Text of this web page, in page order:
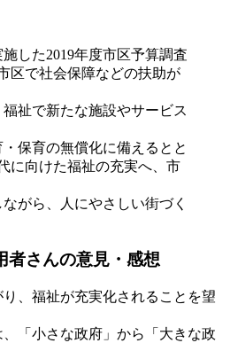
した2019年度市区予算調査
区で社会保障などの扶助が
祉で新たな施設やサービス
保育の無償化に備えるとと
に向けた福祉の充実へ、市
がら、人にやさしい街づく
者さんの意見・感想
、福祉が充実化されることを望
「小さな政府」から「大きな政